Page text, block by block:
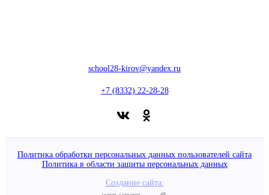
school28-kirov@yandex.ru
+7 (8332) 22-28-28
Политика обработки персональных данных пользователей сайта
Политика в области защиты персональных данных
Создание сайта: